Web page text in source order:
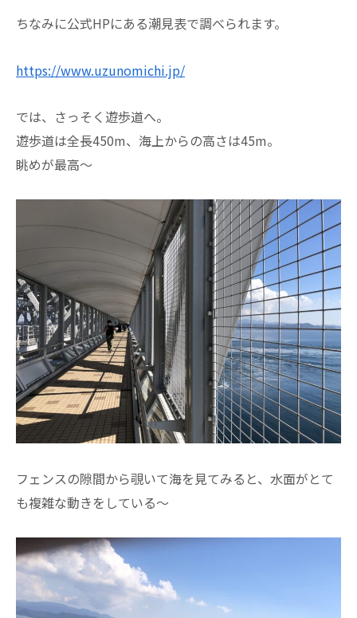
ちなみに公式HPにある潮見表で調べられます。
https://www.uzunomichi.jp/
では、さっそく遊歩道へ。
遊歩道は全長450m、海上からの高さは45m。
眺めが最高～
フェンスの隙間から覗いて海を見てみると、水面がとて
も複雑な動きをしている～